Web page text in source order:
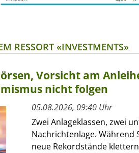
RESSORT «INVESTMENTS»
Vorsicht am
nicht folgen
05.08.2026, 09:40 Uhr
Zwei Anlageklassen, zwei
Nachrichtenlage. Während
neue Rekordstände